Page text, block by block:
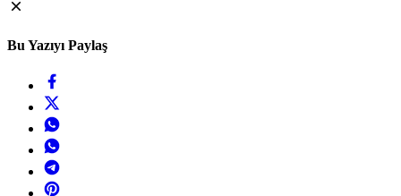
Bu Yazıyı Paylaş